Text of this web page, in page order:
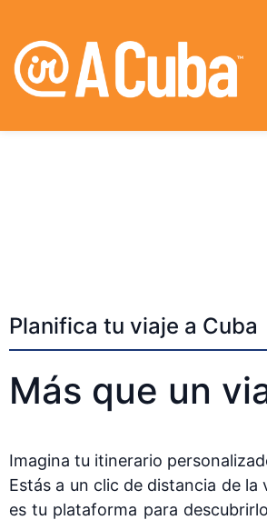
Planifica tu viaje a Cuba
Más que un
Imagina tu itinerario
Estás a un clic de distancia de
es tu plataforma para